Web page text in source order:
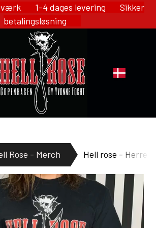
1-4 dages levering Sikker
betalingsløsning
FORSIDE
WEBSHOP
ROSE - MERCH
Rose - Merch Hell rose - Herre